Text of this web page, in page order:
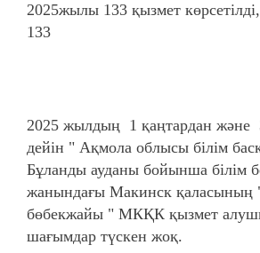
2025жылы 133 қызмет
133
2025 жылдың 1 қаңтардан және
дейін " Ақмола облысы білім
Бұланды ауданы бойынша білім
жанындағы Макинск қаласының
бөбекжайы " МКҚК қызмет
шағымдар түскен жоқ.